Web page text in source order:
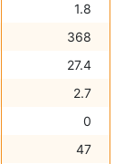
1.8
368
27.4
2.7
0
47